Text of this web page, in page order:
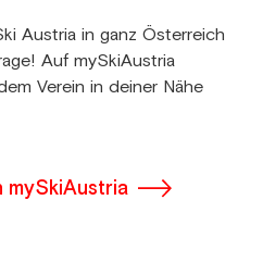
Austria in ganz Österreich
Auf mySkiAustria
Verein in deiner Nähe
mySkiAustria